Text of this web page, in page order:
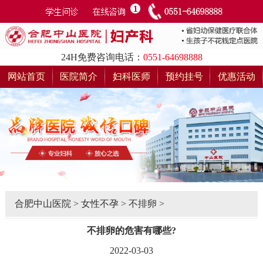
24H免费咨询电话： 0551-64698888
网站首页
医院简介 妇科医师 预约挂号 优惠活动
合肥中山医院 > 女性不孕> 不排卵 >
不排卵的危害有哪些?
2022-03-03